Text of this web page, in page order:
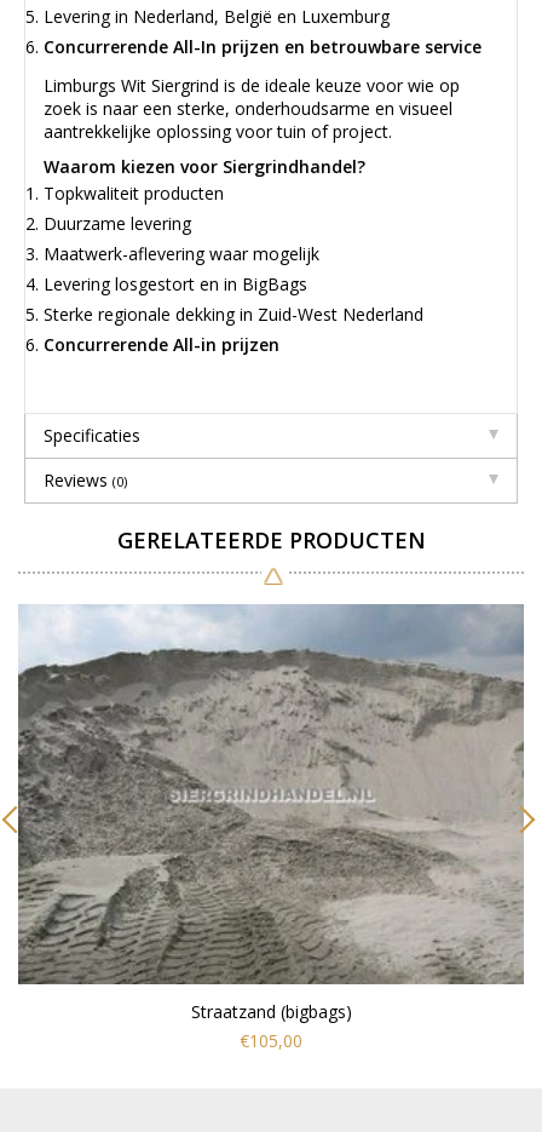
Levering in Nederland, België en Luxemburg
Concurrerende All-In prijzen en betrouwbare service
Limburgs Wit Siergrind is de ideale keuze voor wie op
zoek is naar een sterke, onderhoudsarme en visueel
aantrekkelijke oplossing voor tuin of project.
Waarom kiezen voor Siergrindhandel?
Topkwaliteit producten
Duurzame levering
Maatwerk-aflevering waar mogelijk
Levering losgestort en in BigBags
Sterke regionale dekking in Zuid-West Nederland
Concurrerende All-in prijzen
Specificaties
Reviews (0)
GERELATEERDE PRODUCTEN
Straatzand (bigbags)
€105,00